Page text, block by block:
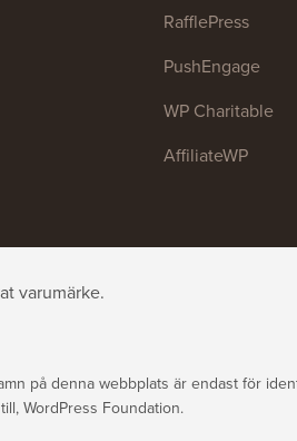
RafflePress
PushEngage
WP Charitable
AffiliateWP
varumärke.
på denna webbplats är endast för
WordPress Foundation.